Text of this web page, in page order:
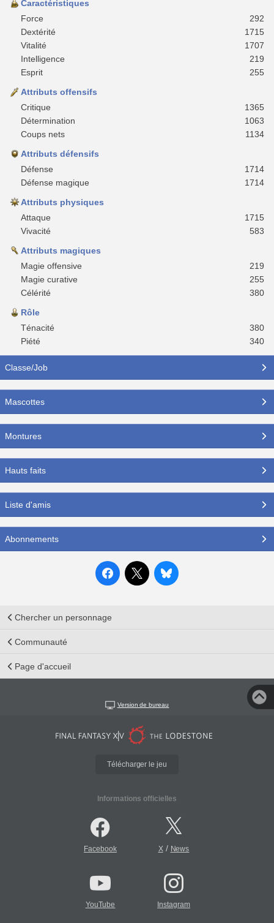
Caractéristiques
Force
292
Dextérité
1715
Vitalité
1707
Intelligence
219
Esprit
255
Attributs offensifs
Critique
1365
Détermination
1063
Coups nets
1134
Attributs défensifs
Défense
1714
Défense magique
1714
Attributs physiques
Attaque
1715
Vivacité
583
Attributs magiques
Magie offensive
219
Magie curative
255
Célérité
380
Rôle
Ténacité
380
Piété
340
Classe/Job
Mascottes
Montures
Hauts faits
Liste d'amis
Abonnements
Chercher un personnage
Communauté
Page d'accueil
Version de bureau
Télécharger le jeu
Informations officielles
Facebook X/ News
YouTube Instagram